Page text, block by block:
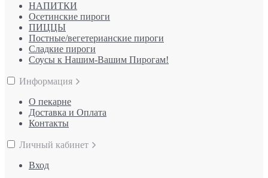
НАПИТКИ
Осетинские пироги
ПИЦЦЫ
Постные/вегетерианские пироги
Сладкие пироги
Соусы к Нашим-Вашим Пирогам!
Информация
О пекарне
Доставка и Оплата
Контакты
Личный кабинет
Вход